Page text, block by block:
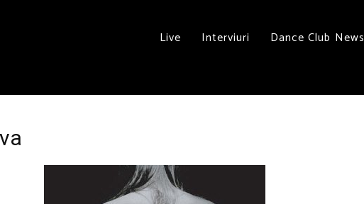
Live Interviuri Dance Club News